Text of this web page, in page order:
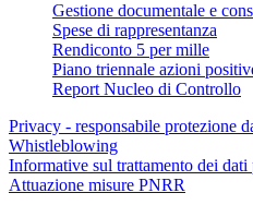
Gestione documentale e
Spese di rappresentanza
Rendiconto 5 per mille
Piano triennale azioni
Report Nucleo di Controllo
Privacy - responsabile protezione
Whistleblowing
Informative sul trattamento dei dati
Attuazione misure PNRR